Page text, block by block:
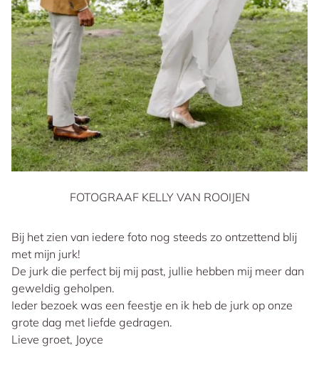
FOTOGRAAF KELLY VAN ROOIJEN
Bij het zien van iedere foto nog steeds zo ontzettend blij
met mijn jurk!
De jurk die perfect bij mij past, jullie hebben mij meer dan
geweldig geholpen.
Ieder bezoek was een feestje en ik heb de jurk op onze
grote dag met liefde gedragen.
Lieve groet, Joyce